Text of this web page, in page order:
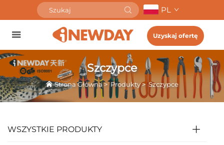
PL
Uzyskaj ofertę
Szczypce
Strona Główna>Produkty>Szczypce
WSZYSTKIE PRODUKTY